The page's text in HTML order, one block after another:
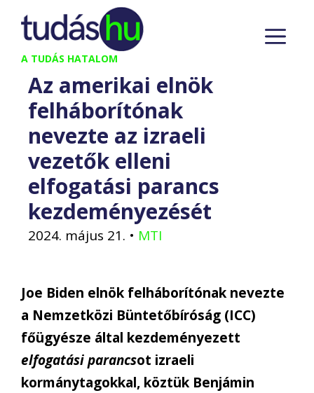
Kilépés
tartalomba
A TUDÁS HATALOM
Az amerikai elnök
felháborítónak
nevezte az izraeli
vezetők elleni
elfogatási parancs
kezdeményezését
2024. május 21. • MTI
Joe Biden elnök felháborítónak nevezte
a Nemzetközi Büntetőbíróság (ICC)
főügyésze által kezdeményezett
elfogatási parancsot izraeli
kormánytagokkal, köztük Benjámin